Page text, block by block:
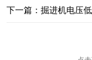
下一篇：掘进机电压